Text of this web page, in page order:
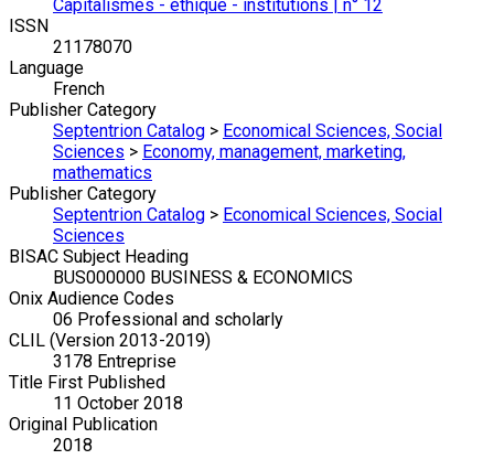
Capitalismes - éthique - institutions | n° 12
ISSN
21178070
Language
French
Publisher Category
Septentrion Catalog > Economical Sciences, Social
Sciences > Economy, management, marketing,
mathematics
Publisher Category
Septentrion Catalog > Economical Sciences, Social
Sciences
BISAC Subject Heading
BUS000000 BUSINESS & ECONOMICS
Onix Audience Codes
06 Professional and scholarly
CLIL (Version 2013-2019)
3178 Entreprise
Title First Published
11 October 2018
Original Publication
2018